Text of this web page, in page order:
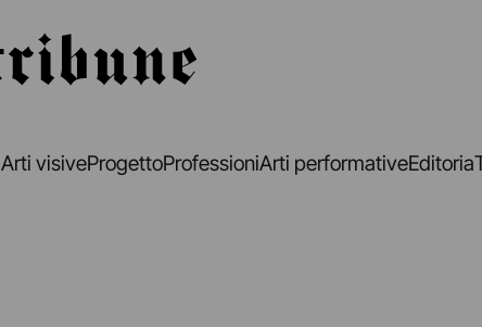
Arti visiveProgettoProfessioniArti performativeEditoria